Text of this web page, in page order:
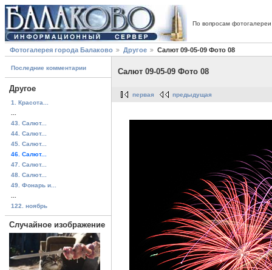
По вопросам
Фотогалерея города Балаково Другое Салют 09-05-09 Фото 08
Последние комментарии
Другое
1. Красота...
43. Салют...
44. Салют...
45. Салют...
46. Салют...
47. Салют...
48. Салют...
49. Фонарь и...
122. ноябрь
Случайное изображение
Салют 09-05-09 Фото 08
первая предыдущая